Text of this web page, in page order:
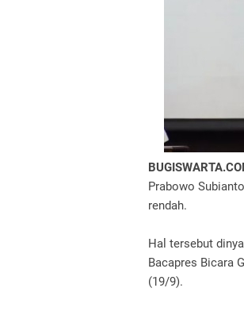
Prabowo
rendah.
Hal tersebut
Bacapres Bicara
(19/9).